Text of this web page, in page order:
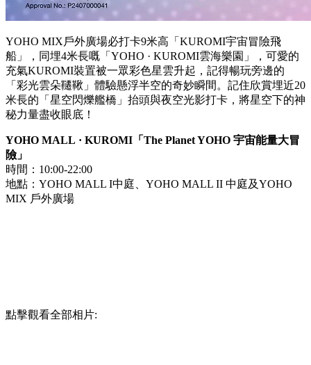
YOHO MIX戶外廣場必打卡9米高「 KUROMI宇宙冒險飛
船」，同埋4米長嘅「 YOHO · KUROMI雲海樂園」，可愛的
充氣KUROMI裝置被一眾彩色星雲升起，記得暢玩旁邊的
「彩光雲朵韆鞦」體驗懸浮半空的奇妙瞬間。記住欣賞埋近20
米長的「星空閃爍艦橋」抬頭與夜空光影打卡，將星空下的神
秘力量盡收眼底！
YOHO MALL · KUROMI 「 The Planet YOHO 宇宙能量大冒
險」
時間：10:00-22:00
地點： YOHO MALL I中庭、 YOHO MALL II 中庭及YOHO
MIX 戶外廣場
點擊觀看全部相片: